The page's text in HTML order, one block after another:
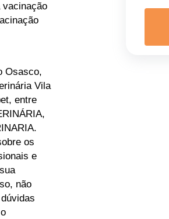
vacinação
Osasco,
Vila
entre
os
e
não